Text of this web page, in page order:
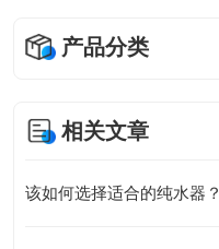
产品分类
相关文章
该如何选择适合的纯水器？